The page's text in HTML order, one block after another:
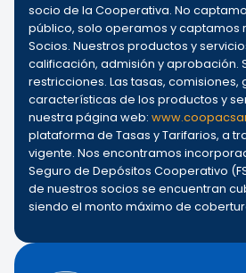
socio de la Cooperativa. No
público, solo operamos y captamos
Socios. Nuestros productos y
calificación, admisión y aprobación.
restricciones. Las tasas, comisiones,
características de los productos y
nuestra página web:
plataforma de Tasas y Tarifarios, a
vigente. Nos encontramos
Seguro de Depósitos Cooperativo
de nuestros socios se encuentran
siendo el monto máximo de